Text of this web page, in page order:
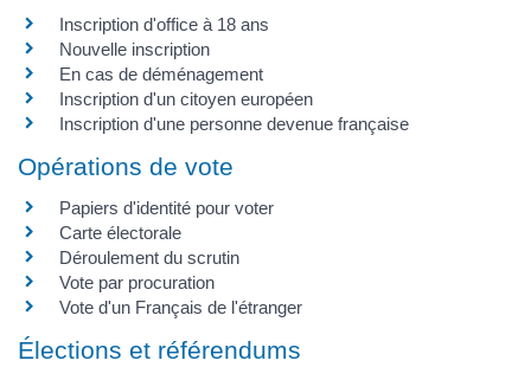
Inscription d'office à 18 ans
Nouvelle inscription
En cas de déménagement
Inscription d'un citoyen européen
Inscription d'une personne devenue française
Opérations de vote
Papiers d'identité pour voter
Carte électorale
Déroulement du scrutin
Vote par procuration
Vote d'un Français de l'étranger
Élections et référendums